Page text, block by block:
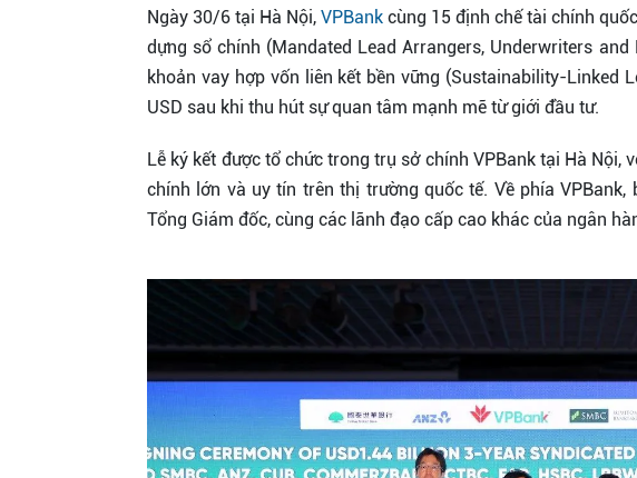
Ngày 30/6 tại Hà Nội, VPBank cùng 15 định chế tài chính
dựng sổ chính (Mandated Lead Arrangers, Underwriters
khoản vay hợp vốn liên kết bền vững (Sustainability-Linked
USD sau khi thu hút sự quan tâm mạnh mẽ từ giới đầu tư.
Lễ ký kết được tổ chức trong trụ sở chính VPBank tại Hà Nội,
chính lớn và uy tín trên thị trường quốc tế. Về phía
Tổng Giám đốc, cùng các lãnh đạo cấp cao khác của ngân